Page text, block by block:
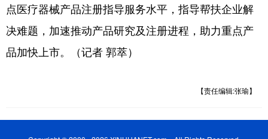
点医疗器械产品注册指导服务水平，指导帮扶企业解
决难题，加速推动产品研究及注册进程，助力重点产
品加快上市。（记者 郭萃）
【责任编辑:张瑜】